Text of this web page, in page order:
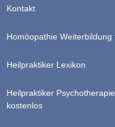
Kontakt
Homöopathie
Heilpraktiker Lexikon
Heilpraktiker
kostenlos